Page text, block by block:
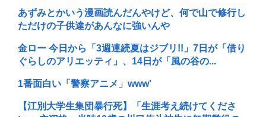
あずみとかいう漫画読んだんやけど、何で山で修行し
ただけの子供達があんなに強いんや
金ロー 今日から「3週連続夏はジブリ!!」7日が「借り
ぐらしのアリエッティ」、14日が「風の谷の...
1番面白い「警察アニメ」www’
【江別大学生集団暴行死】「生涯考え続けてくださ